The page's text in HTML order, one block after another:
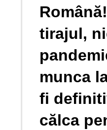
tirajul,
munca
fi
călca